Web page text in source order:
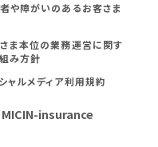
や障がいのあるお客さま
ま本位の業務運営に関す
み方針
ャルメディア利用規約
insurance